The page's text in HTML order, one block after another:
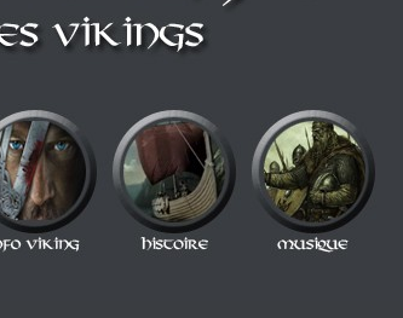
une âme de redresseur de Thor aux cheveux